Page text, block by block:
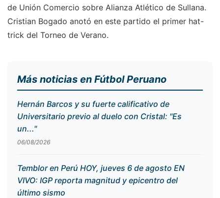
de Unión Comercio sobre Alianza Atlético de Sullana.
Cristian Bogado anotó en este partido el primer hat-
trick del Torneo de Verano.
Más noticias en Fútbol Peruano
Hernán Barcos y su fuerte calificativo de
Universitario previo al duelo con Cristal: "Es
un..."
06/08/2026
Temblor en Perú HOY, jueves 6 de agosto EN
VIVO: IGP reporta magnitud y epicentro del
último sismo